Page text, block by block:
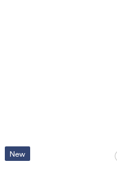
New